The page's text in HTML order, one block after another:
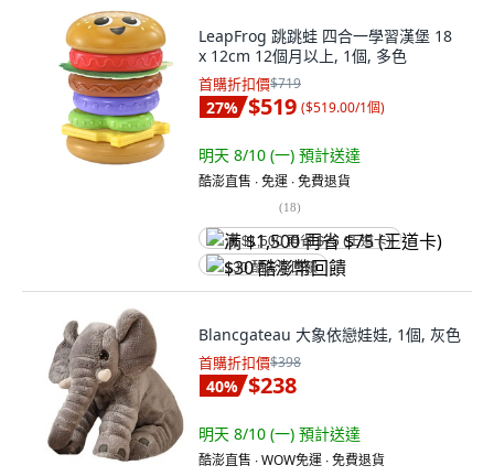
LeapFrog 跳跳蛙 四合一學習漢堡 18
x 12cm 12個月以上, 1個, 多色
首購折扣價$719
27% $519 ($519.00/1個)
明天 8/10 (一) 預計送達
酷澎直售 ∙ 免運 ∙ 免費退貨
(18)
满 $1,500 再省 $75 (王道卡)
$30 酷澎幣回饋
Blancgateau 大象依戀娃娃, 1個, 灰色
首購折扣價$398
40% $238
明天 8/10 (一) 預計送達
酷澎直售 ∙ WOW免運 ∙ 免費退貨